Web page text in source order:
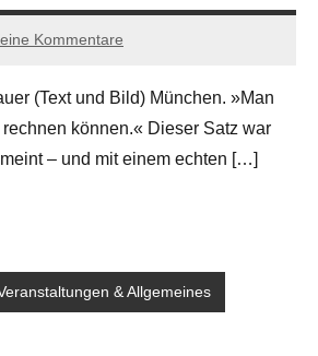
Kommentare
(Text und Bild) München. »Man
können.« Dieser Satz war
– und mit einem echten […]
& Allgemeines